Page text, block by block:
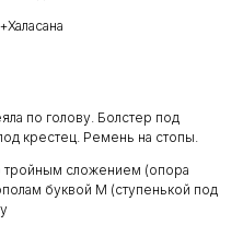
по голову. Болстер под
крестец. Ремень на стопы.
тройным сложением (опора
буквой М (ступенькой под